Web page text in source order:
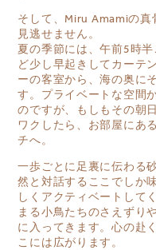
そして、Miru Amamiの
見逃せません。
夏の季節には、午前5時
ど少し早起きしてカーテ
ーの客室から、海の奥に
す。プライベートな空間
のですが、もしもその朝
ワクしたら、お部屋にあ
チへ。
一歩ごとに足裏に伝わる
然と対話するここでしか
しくアクティベートして
まる小鳥たちのさえずり
に入ってきます。心の赴
こには広がります。